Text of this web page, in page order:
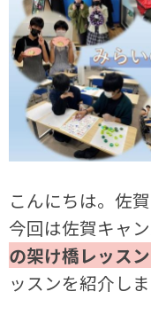
こんにちは。佐
今回は佐賀キャ
の架け橋レッス
ッスンを紹介しま